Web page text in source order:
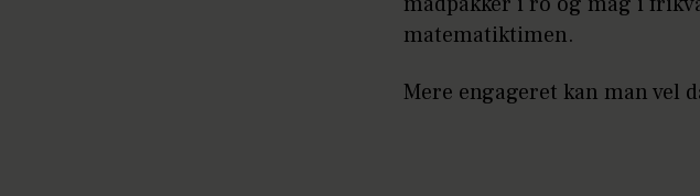
matematiktimen.
Mere engageret kan man vel